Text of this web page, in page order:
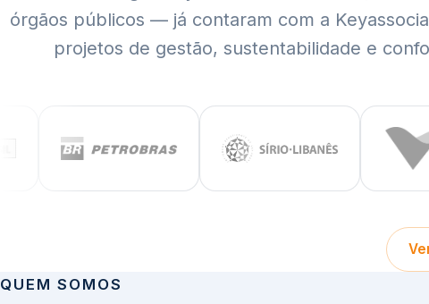
órgãos públicos — já contaram com a
projetos de gestão, sustentabilidade e
QUEM SOMOS